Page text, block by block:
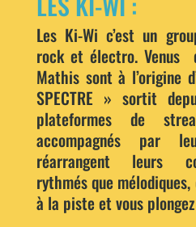
Les Ki-Wi c’est un
rock et électro. Venus
Mathis sont à l’origine
SPECTRE » sortit
plateformes de
accompagnés par
réarrangent leurs
rythmés que
à la piste et vous